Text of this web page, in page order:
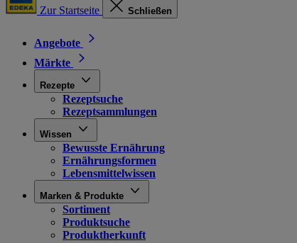
Zur Startseite Schließen
Angebote
Märkte
Rezepte
Rezeptsuche
Rezeptsammlungen
Wissen
Bewusste Ernährung
Ernährungsformen
Lebensmittelwissen
Marken & Produkte
Sortiment
Produktsuche
Produktherkunft